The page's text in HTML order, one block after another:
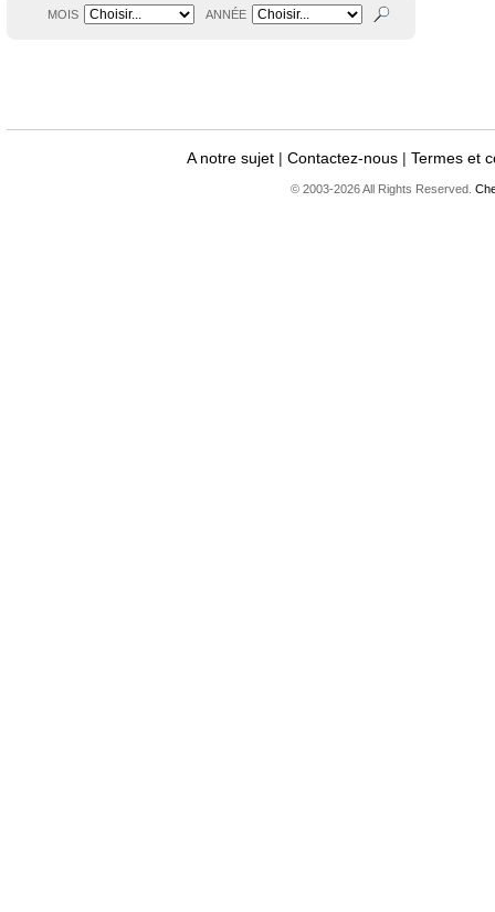
MOIS ANNÉE
A notre sujet |Contactez-nous |Termes et
© 2003-2026 All Rights Reserved.